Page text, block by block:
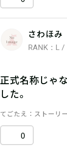
さわほみ
RANK：L /
正式名称じゃ
した。
てごたえ ストーリー
0